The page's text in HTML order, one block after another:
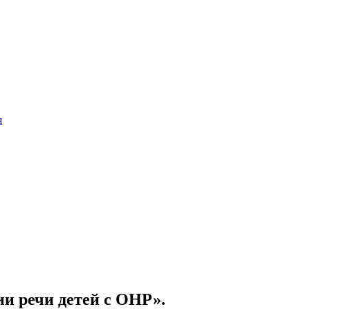
речи детей с ОНР».